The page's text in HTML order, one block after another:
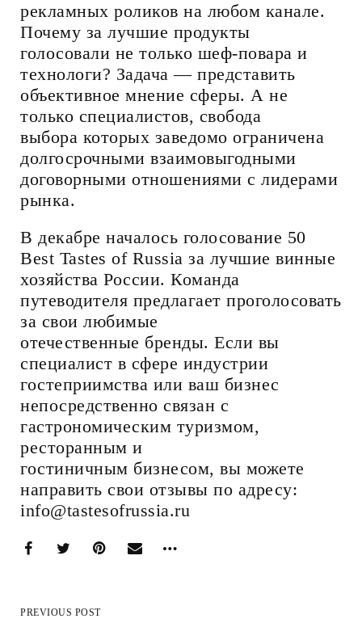
рекламных роликов на любом канале.
Почему за лучшие продукты
голосовали не только шеф-повара и
технологи? Задача — представить
объективное мнение сферы. А не
только специалистов, свобода
выбора которых заведомо ограничена
долгосрочными взаимовыгодными
договорными отношениями с лидерами
рынка.
В декабре началось голосование 50
Best Tastes of Russia за лучшие винные
хозяйства России. Команда
путеводителя предлагает проголосовать
за свои любимые
отечественные бренды. Если вы
специалист в сфере индустрии
гостеприимства или ваш бизнес
непосредственно связан с
гастрономическим туризмом,
ресторанным и
гостиничным бизнесом, вы можете
направить свои отзывы по адресу:
info@tastesofrussia.ru
PREVIOUS POST